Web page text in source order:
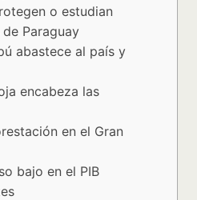
o estudian
Paraguay
abastece al país y
encabeza las
en el Gran
bajo en el PIB